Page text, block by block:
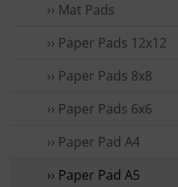
›› Mat Pads
›› Paper Pads 12x12
›› Paper Pads 8x8
›› Paper Pads 6x6
›› Paper Pad A4
›› Paper Pad A5